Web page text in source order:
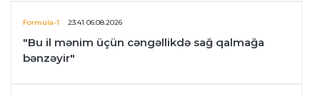
Formula-1 23:41 06.08.2026
"Bu il mənim üçün cəngəllikdə sağ qalmağa
bənzəyir"